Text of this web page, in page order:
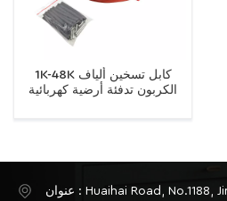
1K-48K كابل تسخين ألياف
الكربون تدفئة أرضية كهربائية
عنوان : Huaihai Road, No.1188, Jingshang Trade City, Zone